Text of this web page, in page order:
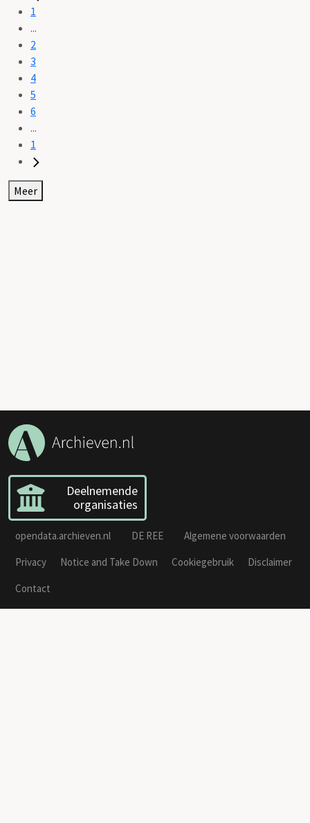
1
...
2
3
4
5
6
...
1
Meer
Deelnemende
organisaties
opendata.archieven.nl DE REE
Algemene voorwaarden
Privacy
Notice and Take Down Cookiegebruik
Disclaimer
Contact